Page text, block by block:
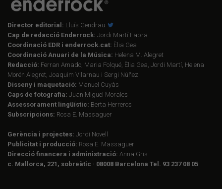
Director editorial: Lluís Gendrau
Cap de redacció Enderrock: Jordi Martí Fabra
Coordinació EDR i enderrock.cat: Èlia Gea
Coordinació Anuari de la Música: Helena M. Alegret
Redacció: Ferran Amado, Maria Folqué, Èlia Gea, Jordi Martí, Helena
Morén Alegret, Joaquim Vilarnau i Sergi Núñez
Disseny i maquetació: Manuel Cuyàs
Caps de fotografia: Juan Miguel Morales
Assessorament lingüístic: Berta Herreros
Subscripcions: Rosa E. Massaguer
Gerència i projectes: Jordi Novell
Publicitat i producció: Rosa E. Massaguer
Direcció financera i administració: Anna Gris
c. Mallorca, 221, sobreàtic · 08008 Barcelona Tel. 93 237 08 05